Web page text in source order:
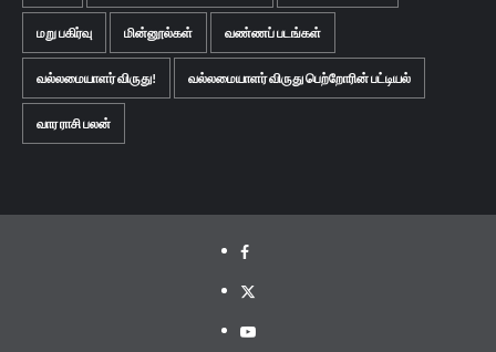
மறு பகிர்வு மின்னூல்கள் வண்ணப் படங்கள்
வல்லமையாளர் விருது! வல்லமையாளர் விருது பெற்றோரின் பட்டியல்
வார ராசி பலன்
Facebook
Twitter
Youtube